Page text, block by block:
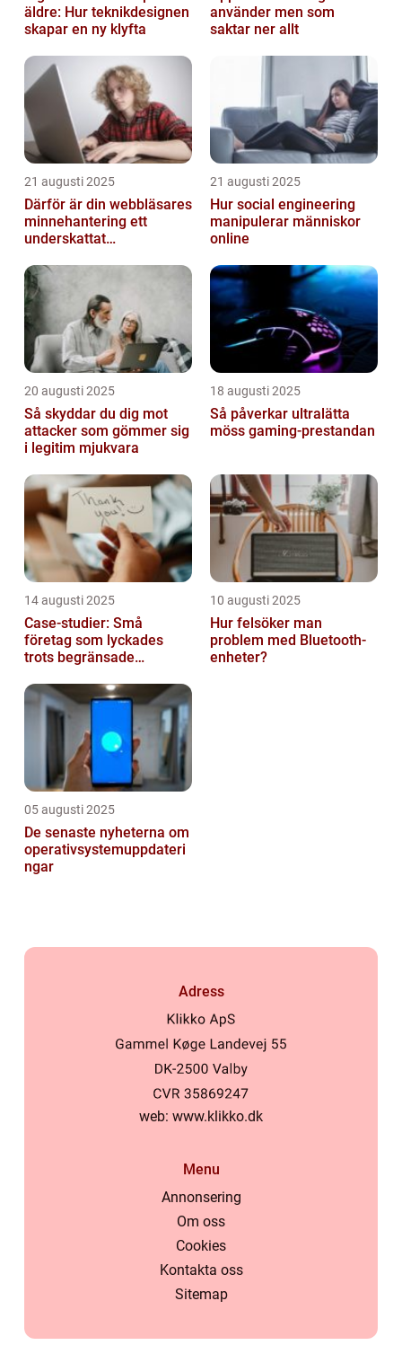
äldre: Hur teknikdesignen
skapar en ny klyfta
använder men som
saktar ner allt
21 augusti 2025
Därför är din webbläsares
minnehantering ett
underskattat
21 augusti 2025
Hur social engineering
manipulerar människor
online
20 augusti 2025
Så skyddar du dig mot
attacker som gömmer sig
i legitim mjukvara
18 augusti 2025
Så påverkar ultralätta
möss gaming-prestandan
14 augusti 2025
Case-studier: Små
företag som lyckades
trots begränsade
10 augusti 2025
Hur felsöker man
problem med Bluetooth-
enheter?
05 augusti 2025
De senaste nyheterna om
operativsystemuppdateri
ngar
Adress
web: www.klikko.dk
Menu
Annonsering
Om oss
Cookies
Kontakta oss
Sitemap